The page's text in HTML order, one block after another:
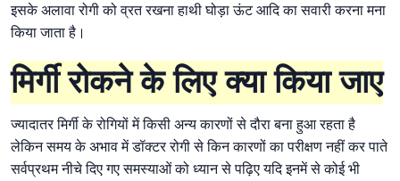
इसके अलावा रोगी को व्रत रखना हाथी घोड़ा ऊंट आदि का सवारी करना मना
किया जाता है।
मिर्गी रोकने के लिए क्या किया जाए
ज्यादातर मिर्गी के रोगियों में किसी अन्य कारणों से दौरा बना हुआ रहता है
लेकिन समय के अभाव में डॉक्टर रोगी से किन कारणों का परीक्षण नहीं कर पाते
सर्वप्रथम नीचे दिए गए समस्याओं को ध्यान से पढ़िए यदि इनमें से कोई भी